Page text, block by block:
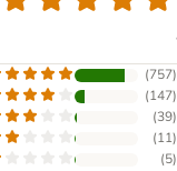
(757)
(147)
(39)
(11)
(5)